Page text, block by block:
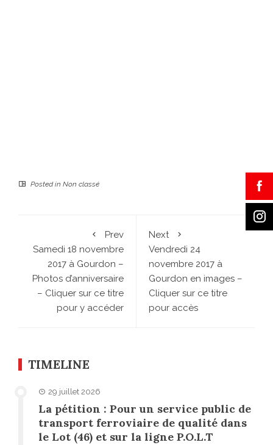
Posted in Non classé
Prev
Samedi 18 novembre
2017 à Gourdon –
Photos d’anniversaire
– Cliquer sur ce titre
pour y accéder
Next
Vendredi 24
novembre 2017 à
Gourdon en images –
Cliquer sur ce titre
pour accès
TIMELINE
29 juillet 2026
La pétition : Pour un service public de
transport ferroviaire de qualité dans
le Lot (46) et sur la ligne P.O.L.T